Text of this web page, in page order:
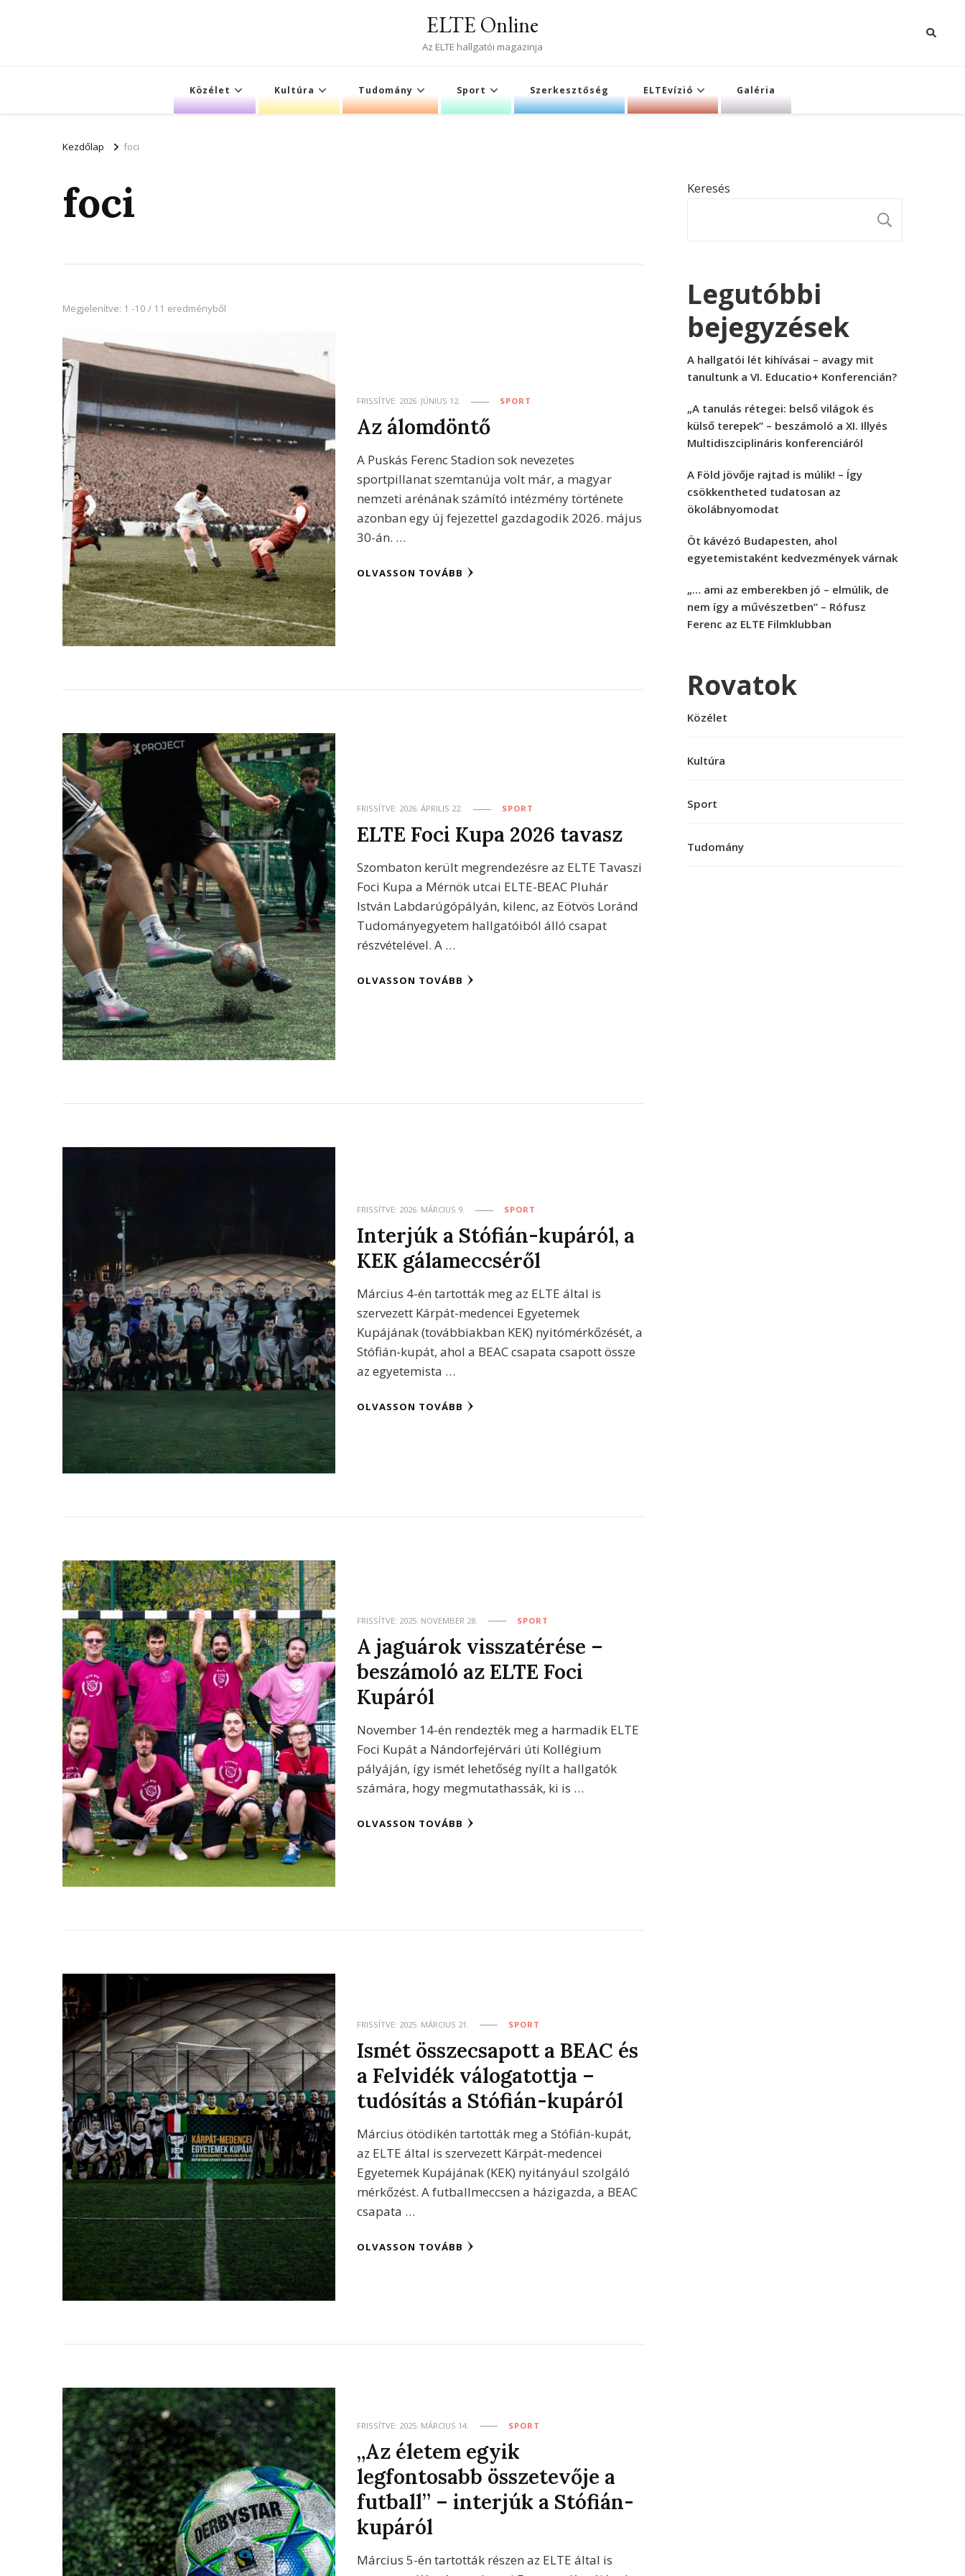
ELTE Online
Az ELTE hallgatói magazinja
Közélet Kultúra Tudomány Sport Szerkesztőség ELTEvízió Galéria
Kezdőlap foci
foci
Megjelenítve: 1 -10 / 11 eredményből
FRISSÍTVE: 2026. JÚNIUS 12. SPORT
Az álomdöntő
A Puskás Ferenc Stadion sok nevezetes
sportpillanat szemtanúja volt már, a magyar
nemzeti arénának számító intézmény története
azonban egy új fejezettel gazdagodik 2026. május
30-án. …
OLVASSON TOVÁBB
FRISSÍTVE: 2026. ÁPRILIS 22. SPORT
ELTE Foci Kupa 2026 tavasz
Szombaton került megrendezésre az ELTE Tavaszi
Foci Kupa a Mérnök utcai ELTE-BEAC Pluhár
István Labdarúgópályán, kilenc, az Eötvös Loránd
Tudományegyetem hallgatóiból álló csapat
részvételével. A …
OLVASSON TOVÁBB
FRISSÍTVE: 2026. MÁRCIUS 9. SPORT
Interjúk a Stófián-kupáról, a
KEK gálameccséről
Március 4-én tartották meg az ELTE által is
szervezett Kárpát-medencei Egyetemek
Kupájának (továbbiakban KEK) nyitómérkőzését, a
Stófián-kupát, ahol a BEAC csapata csapott össze
az egyetemista …
OLVASSON TOVÁBB
FRISSÍTVE: 2025. NOVEMBER 28. SPORT
A jaguárok visszatérése –
beszámoló az ELTE Foci
Kupáról
November 14-én rendezték meg a harmadik ELTE
Foci Kupát a Nándorfejérvári úti Kollégium
pályáján, így ismét lehetőség nyílt a hallgatók
számára, hogy megmutathassák, ki is …
OLVASSON TOVÁBB
FRISSÍTVE: 2025. MÁRCIUS 21. SPORT
Ismét összecsapott a BEAC és
a Felvidék válogatottja –
tudósítás a Stófián-kupáról
Március ötödikén tartották meg a Stófián-kupát,
az ELTE által is szervezett Kárpát-medencei
Egyetemek Kupájának (KEK) nyitányául szolgáló
mérkőzést. A futballmeccsen a házigazda, a BEAC
csapata …
OLVASSON TOVÁBB
FRISSÍTVE: 2025. MÁRCIUS 14. SPORT
„Az életem egyik
legfontosabb összetevője a
futball” – interjúk a Stófián-
kupáról
Március 5-én tartották részen az ELTE által is
Keresés
Legutóbbi
bejegyzések
A hallgatói lét kihívásai – avagy mit
tanultunk a VI. Educatio+ Konferencián?
„A tanulás rétegei: belső világok és
külső terepek” – beszámoló a XI. Illyés
Multidiszciplináris konferenciáról
A Föld jövője rajtad is múlik! – Így
csökkentheted tudatosan az
ökolábnyomodat
Öt kávézó Budapesten, ahol
egyetemistaként kedvezmények várnak
„… ami az emberekben jó – elmúlik, de
nem így a művészetben” – Rófusz
Ferenc az ELTE Filmklubban
Rovatok
Közélet
Kultúra
Sport
Tudomány